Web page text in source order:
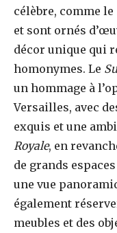
célèbre, comme le
et sont ornés
décor unique qui
homonymes. Le
un hommage à
Versailles, avec
exquis et une
Royale, en
de grands
une vue
également
meubles et des